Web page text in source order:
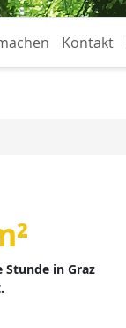
Kontakt
in Graz